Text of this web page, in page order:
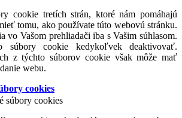
cookie tretích strán, ktoré nám pomáhajú
tomu, ako používate túto webovú stránku.
vo Vašom prehliadači iba s Vašim súhlasom.
súbory cookie kedykoľvek deaktivovať.
z týchto súborov cookie však môže mať
webu.
cookies
súbory cookies